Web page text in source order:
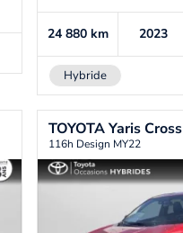
24 880 km 2023
Hybride
TOYOTAYaris Cross
116h Design MY22